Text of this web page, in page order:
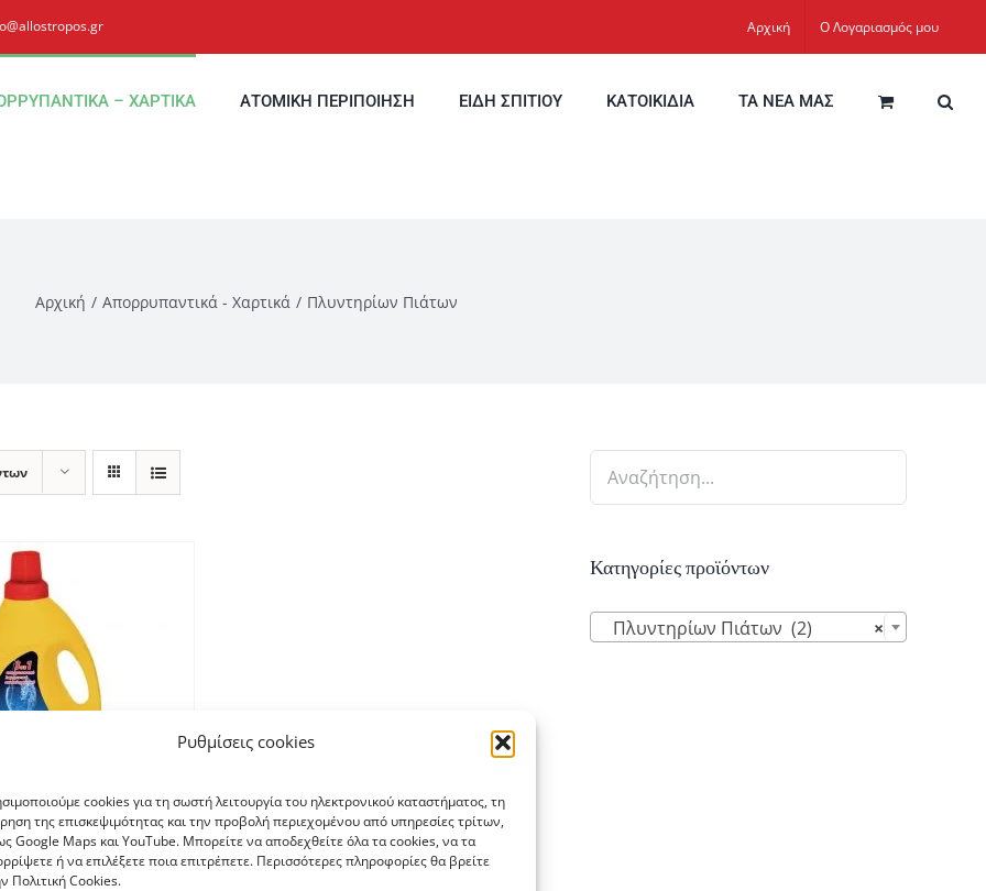
Ρυθμίσεις cookies
cookies για τη σωστή λειτουργία του ηλεκτρονικού καταστήματος, τη
της επισκεψιμότητας και την προβολή περιεχομένου από υπηρεσίες τρίτων,
Google Maps και YouTube. Μπορείτε να αποδεχθείτε όλα τα cookies, να τα
ή να επιλέξετε ποια επιτρέπετε. Περισσότερες πληροφορίες θα βρείτε
Πολιτική Cookies.
Αρχική Ο Λογαριασμός μου
– ΧΑΡΤΙΚΑ ΑΤΟΜΙΚΗ ΠΕΡΙΠΟΙΗΣΗ ΕΙΔΗ ΣΠΙΤΙΟΥ ΚΑΤΟΙΚΙΔΙΑ ΤΑ ΝΕΑ ΜΑΣ
Αρχική Απορρυπαντικά - Χαρτικά Πλυντηρίων Πιάτων
Πιάτων
Pulver 1,5kg
Κατηγορίες προϊόντων
×
Πλυντηρίων Πιάτων (2)